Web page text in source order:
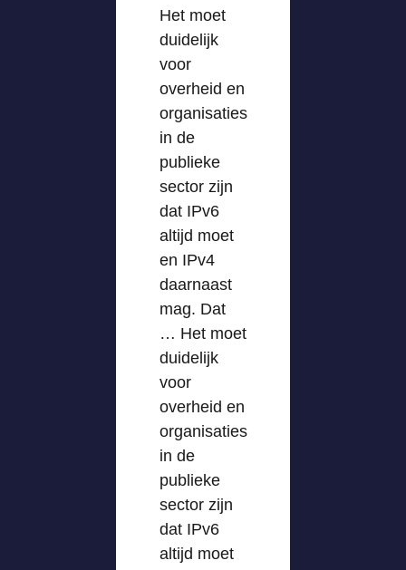
Het moet
duidelijk
voor
overheid en
organisaties
in de
publieke
sector zijn
dat IPv6
altijd moet
en IPv4
daarnaast
mag. Dat
… Het moet
duidelijk
voor
overheid en
organisaties
in de
publieke
sector zijn
dat IPv6
altijd moet